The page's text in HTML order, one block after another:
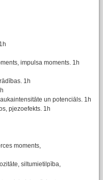
impulsa moments. 1h
1h
un potenciāls. 1h
pjezoefekts. 1h
moments,
siltumietilpība,